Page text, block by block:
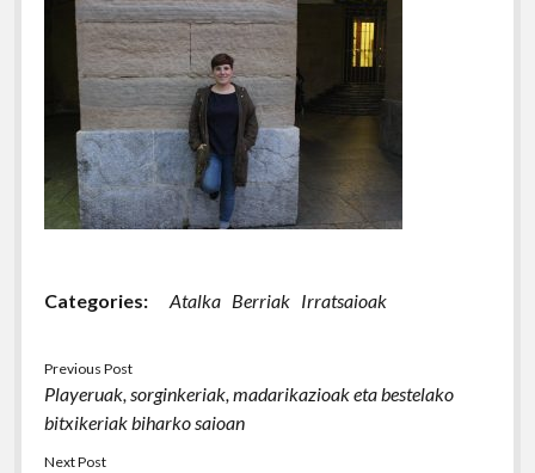
Categories: Atalka Berriak Irratsaioak
Previous Post
Playeruak, sorginkeriak, madarikazioak eta bestelako
bitxikeriak biharko saioan
Next Post